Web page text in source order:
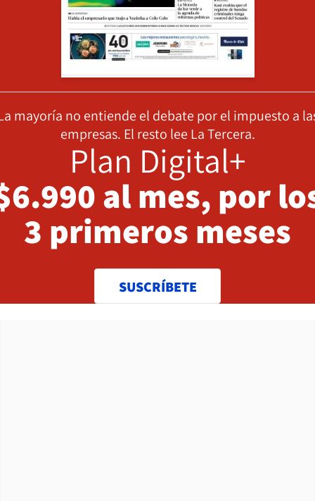
mayoría no entiende el debate por el impuesto a
empresas. El resto lee La Tercera.
Plan Digital+
al mes, por
3 primeros meses
SUSCRÍBETE